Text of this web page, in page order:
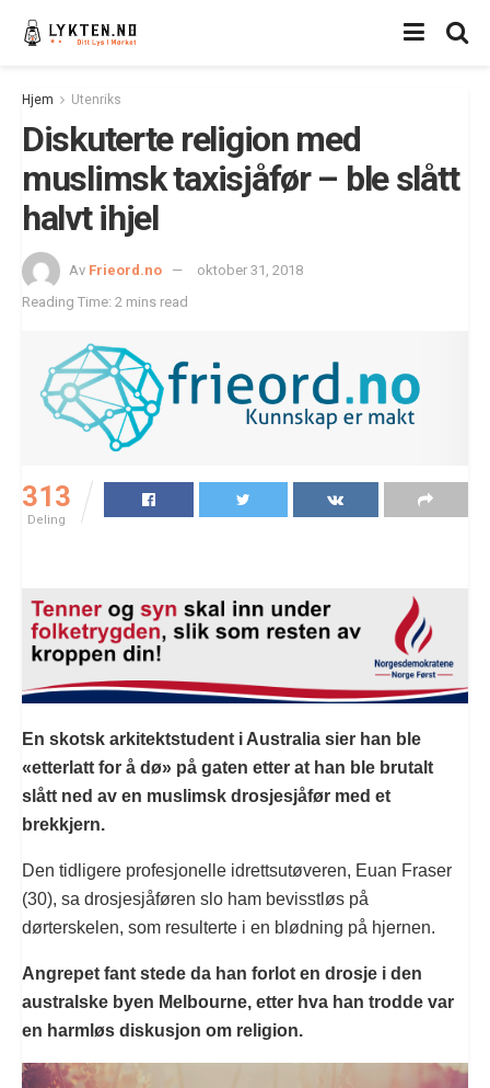
Hjem Utenriks
Diskuterte religion med
muslimsk taxisjåfør – ble slått
halvt ihjel
Av Frieord.no
oktober 31, 2018
Reading Time: 2 mins read
313
Deling
En skotsk arkitektstudent i Australia sier han ble
«etterlatt for å dø» på gaten etter at han ble brutalt
slått ned av en muslimsk drosjesjåfør med et
brekkjern.
Den tidligere profesjonelle idrettsutøveren, Euan Fraser
(30), sa drosjesjåføren slo ham bevisstløs på
dørterskelen, som resulterte i en blødning på hjernen.
Angrepet fant stede da han forlot en drosje i den
australske byen Melbourne, etter hva han trodde var
en harmløs diskusjon om religion.